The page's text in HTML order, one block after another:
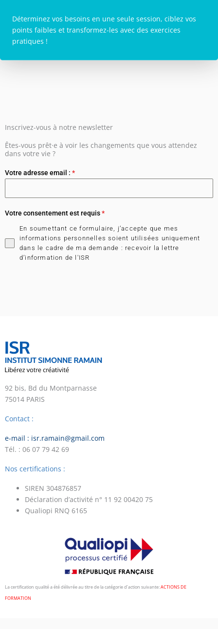
Déterminez vos besoins en une seule session, ciblez vos
points faibles et transformez-les avec des exercices
pratiques !
Inscrivez-vous à notre newsletter
Êtes-vous prêt·e à voir les changements que vous attendez
dans votre vie ?
Votre adresse email : *
Votre consentement est requis*
En soumettant ce formulaire, j’accepte que mes
informations personnelles soient utilisées uniquement
dans le cadre de ma demande : recevoir la lettre
d’information de l'ISR
92 bis, Bd du Montparnasse
75014 PARIS
Contact :
e-mail : isr.ramain@gmail.com
Tél. : 06 07 79 42 69
Nos certifications :
SIREN 304876857
Déclaration d’activité n° 11 92 00420 75
Qualiopi RNQ 6165
La certification qualité a été délivrée au titre de la catégorie d’action suivante:ACTIONS DE
FORMATION